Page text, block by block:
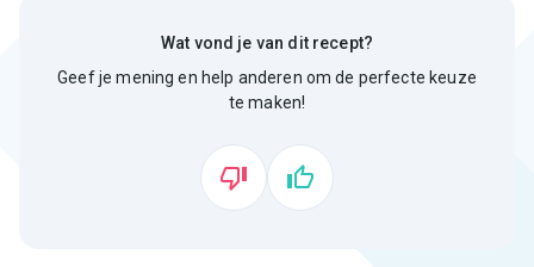
Wat vond je van dit recept?
Geef je mening en help anderen om de perfecte keuze
te maken!